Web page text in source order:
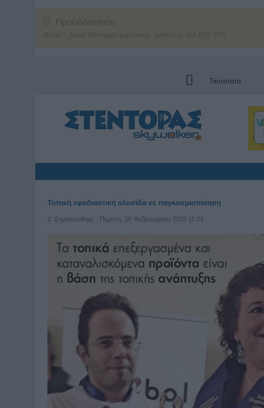
Προειδοποίηση
JUser: :_load: Αδυναμία φόρτωσης χρήστη με Α/Α (ID): 733
Ταυτότητα
Τοπική εφοδιαστική αλυσίδα vs παγκοσμιοποίηση
Δημοσιεύθηκε : Πέμπτη, 28 Φεβρουαρίου 2019 11:04